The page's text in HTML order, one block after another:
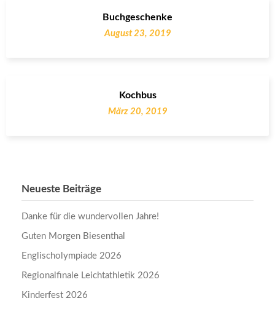
Buchgeschenke
August 23, 2019
Kochbus
März 20, 2019
Neueste Beiträge
Danke für die wundervollen Jahre!
Guten Morgen Biesenthal
Englischolympiade 2026
Regionalfinale Leichtathletik 2026
Kinderfest 2026